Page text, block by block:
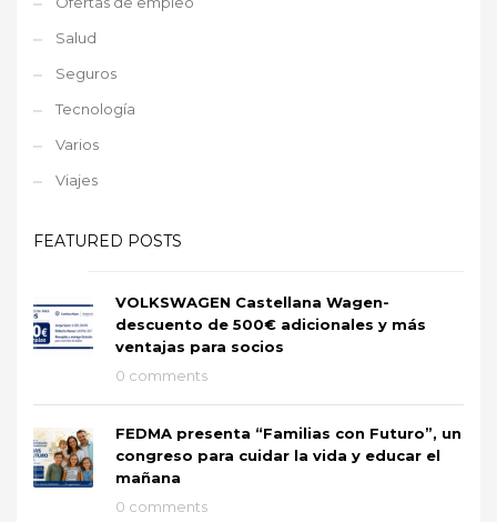
Salud
Seguros
Tecnología
Varios
Viajes
FEATURED POSTS
VOLKSWAGEN Castellana Wagen-
descuento de 500€ adicionales y más
ventajas para socios
0 comments
FEDMA presenta “Familias con Futuro”, un
congreso para cuidar la vida y educar el
mañana
0 comments